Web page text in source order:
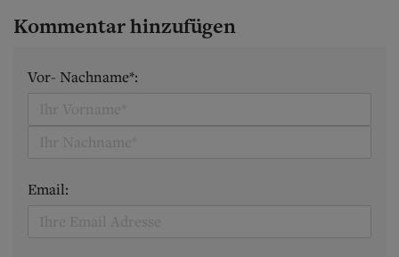
Kommentar hinzufügen
Vor- Nachname*:
Email: